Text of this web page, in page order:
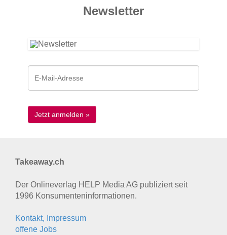
News­letter
Takeaway.ch
Der Onlineverlag HELP Media AG publiziert seit
1996 Konsumenten­informationen.
Kontakt, Impressum
offene Jobs